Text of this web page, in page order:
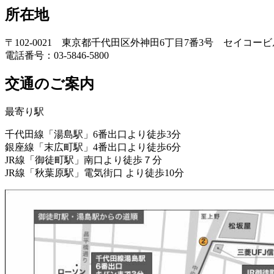
所在地
〒102-0021 東京都千代田区外神田6丁目7番3号 セイコービ
電話番号：03-5846-5800
交通のご案内
最寄り駅
千代田線「湯島駅」6番出口より徒歩3分
銀座線「末広町駅」4番出口より徒歩6分
JR線「御徒町駅」南口より徒歩７分
JR線「秋葉原駅」電気街口 より徒歩10分